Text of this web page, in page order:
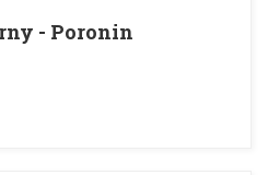
- Poronin